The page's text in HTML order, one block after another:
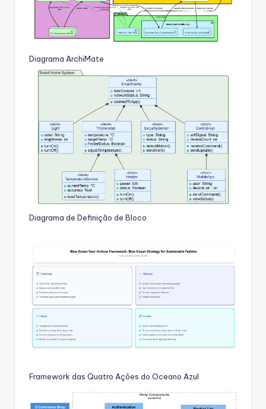
Diagrama ArchiMate
Diagrama de Definição de Bloco
Framework das Quatro Ações do Oceano Azul